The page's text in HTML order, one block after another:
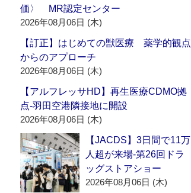
価〉 MR認定センター
2026年08月06日 (木)
【訂正】はじめての獣医療 薬学的観点
からのアプローチ
2026年08月06日 (木)
【アルフレッサHD】再生医療CDMO拠
点‐羽田空港隣接地に開設
2026年08月06日 (木)
【JACDS】3日間で11万
人超が来場‐第26回ドラ
ッグストアショー
2026年08月06日 (木)